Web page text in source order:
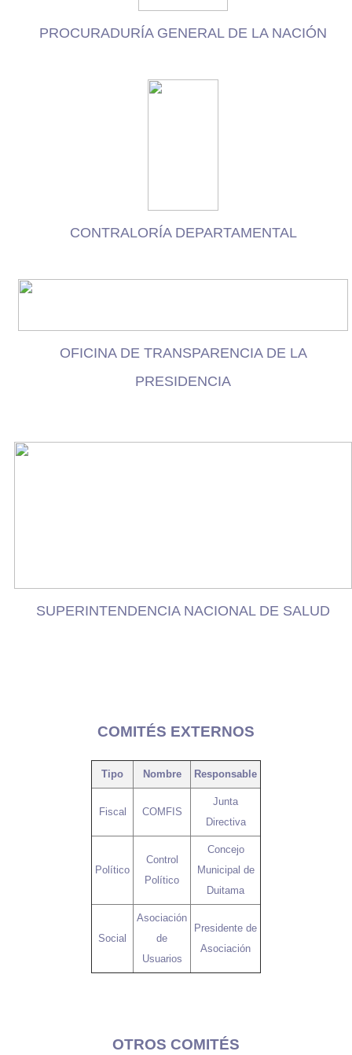
PROCURADURÍA GENERAL DE LA NACIÓN
CONTRALORÍA DEPARTAMENTAL
OFICINA DE TRANSPARENCIA DE LA
PRESIDENCIA
SUPERINTENDENCIA NACIONAL DE SALUD
COMITÉS EXTERNOS
Tipo Nombre Responsable
Fiscal COMFIS
Junta
Directiva
Político
Control
Político
Concejo
Municipal de
Duitama
Social
Asociación
de
Usuarios
Presidente de
Asociación
OTROS COMITÉS